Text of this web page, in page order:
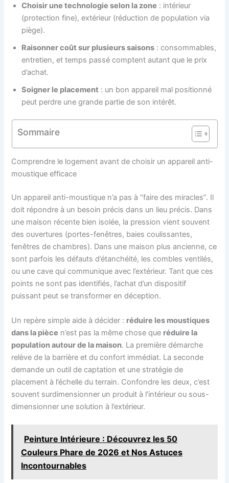
Choisir une technologie selon la zone : intérieur
(protection fine), extérieur (réduction de population via
piège).
Raisonner coût sur plusieurs saisons : consommables,
entretien, et temps passé comptent autant que le prix
d’achat.
Soigner le placement : un bon appareil mal positionné
peut perdre une grande partie de son intérêt.
Sommaire
Comprendre le logement avant de choisir un appareil anti-
moustique efficace
Un appareil anti-moustique n’a pas à “faire des miracles”. Il
doit répondre à un besoin précis dans un lieu précis. Dans
une maison récente bien isolée, la pression vient souvent
des ouvertures (portes-fenêtres, baies coulissantes,
fenêtres de chambres). Dans une maison plus ancienne, ce
sont parfois les défauts d’étanchéité, les combles ventilés,
ou une cave qui communique avec l’extérieur. Tant que ces
points ne sont pas identifiés, l’achat d’un dispositif
puissant peut se transformer en déception.
Un repère simple aide à décider : réduire les moustiques
dans la pièce n’est pas la même chose que réduire la
population autour de la maison. La première démarche
relève de la barrière et du confort immédiat. La seconde
demande un outil de captation et une stratégie de
placement à l’échelle du terrain. Confondre les deux, c’est
souvent surdimensionner un produit à l’intérieur ou sous-
dimensionner une solution à l’extérieur.
Peinture Intérieure : Découvrez les 50
Couleurs Phare de 2026 et Nos Astuces
Incontournables